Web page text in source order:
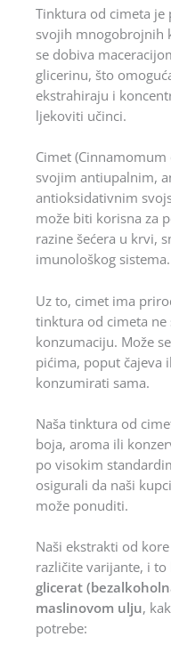
Tinktura od cimeta je
svojih mnogobrojnih
se dobiva
glicerinu, što
ekstrahiraju i
ljekoviti učinci.
Cimet
svojim antiupalnim,
antioksidativnim
može biti korisna za
razine šećera u krvi,
imunološkog sistema.
Uz to, cimet ima
tinktura od cimeta ne
konzumaciju. Može
pićima, poput čajeva
konzumirati sama.
Naša tinktura od
boja, aroma ili
po visokim
osigurali da naši
može ponuditi.
Naši ekstrakti od
različite varijante, i to
glicerat
maslinovom ulju,
potrebe: